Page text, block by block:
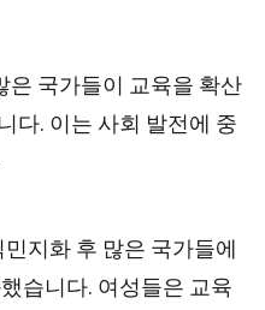
은 국가들이 교육을 확산
다. 이는 사회 발전에 중
민지화 후 많은 국가들에
습니다. 여성들은 교육